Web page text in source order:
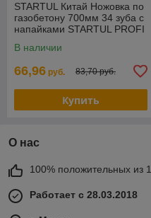
STARTUL Китай Ножовка по
газобетону 700мм 34 зуба с
напайками STARTUL PROFI
пенобетону)
В наличии
66,96 руб. 83,70 руб.
Купить
О нас
100% положительных из
Работает с 28.03.2018